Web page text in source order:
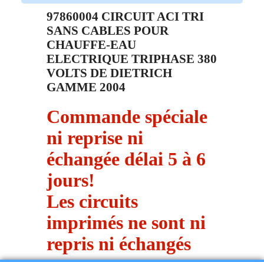
Pièce d'origine constructeur DE
DIETRICH
97860004 CIRCUIT ACI TRI
SANS CABLES POUR
CHAUFFE-EAU
VOLTS DE DIETRICH
GAMME 2004
Commande spéciale
ni reprise ni
échangée délai 5 à 6
jours!
Les circuits